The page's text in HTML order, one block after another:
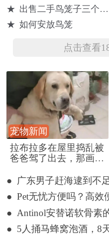
售的鸟竟然
是……
意了
★ 出售二手鸟笼子三个100元
★ 如何安放鸟笼
点击查看
宠物新闻
拉布拉多在屋里捣乱被
爸爸驾了出去，那画面
● Antinol安替诺软骨素
● 5人捅马蜂窝泡酒，8